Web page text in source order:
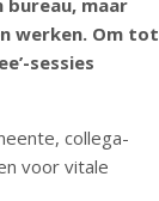
werken. Om tot
sessies
collega-
voor vitale